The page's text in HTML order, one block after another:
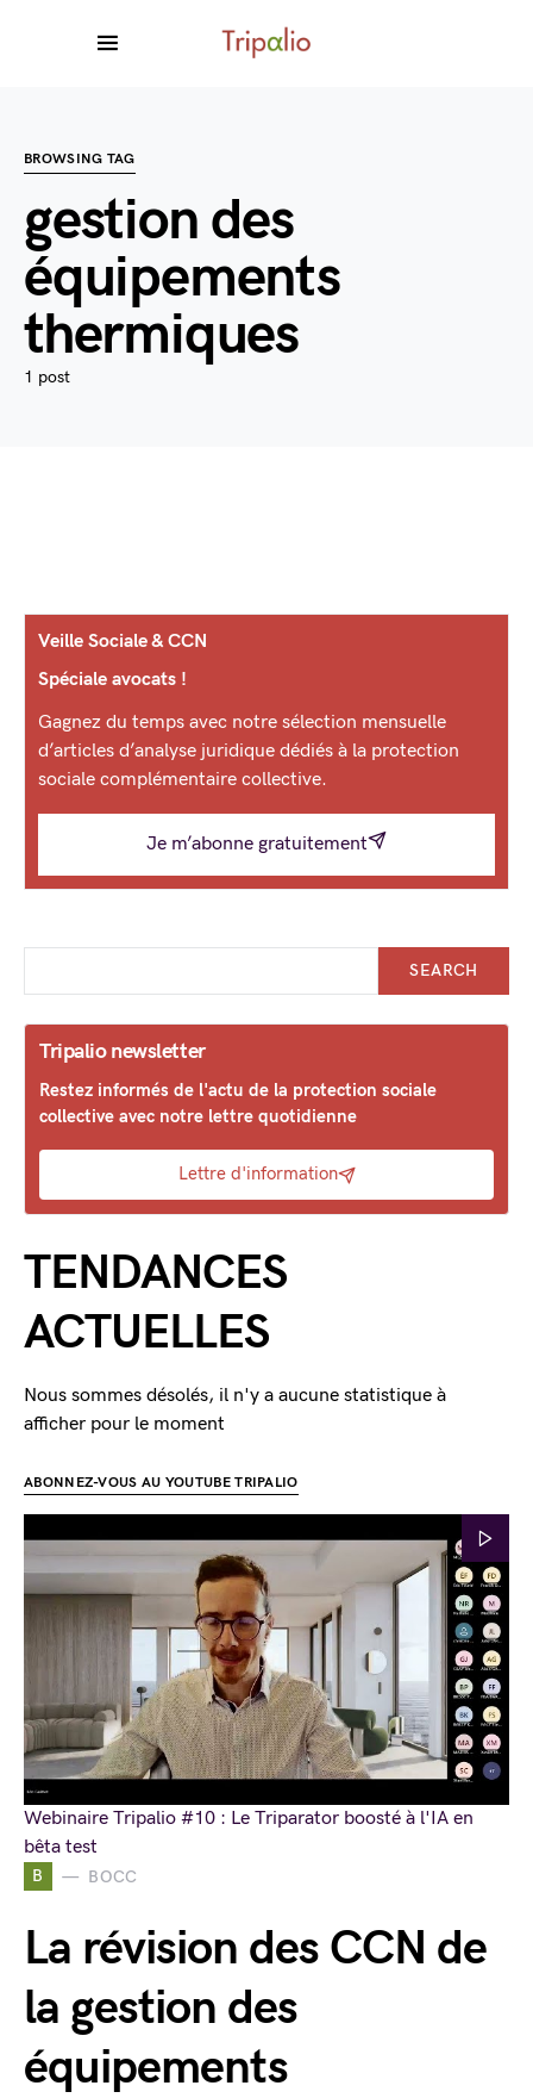
BROWSING TAG
gestion des
équipements
thermiques
1 post
B BOCC
La révision des CCN de
la gestion des
équipements
Veille Sociale & CCN
Spéciale avocats !
Gagnez du temps avec notre sélection mensuelle
d’articles d’analyse juridique dédiés à la protection
sociale complémentaire collective.
Je m’abonne gratuitement
SEARCH
Tripalio newsletter
Restez informés de l'actu de la protection sociale
collective avec notre lettre quotidienne
Lettre d'information
TENDANCES
ACTUELLES
Nous sommes désolés, il n'y a aucune statistique à
afficher pour le moment
ABONNEZ-VOUS AU YOUTUBE TRIPALIO
Webinaire Tripalio #10 : Le Triparator boosté à l'IA en
bêta test